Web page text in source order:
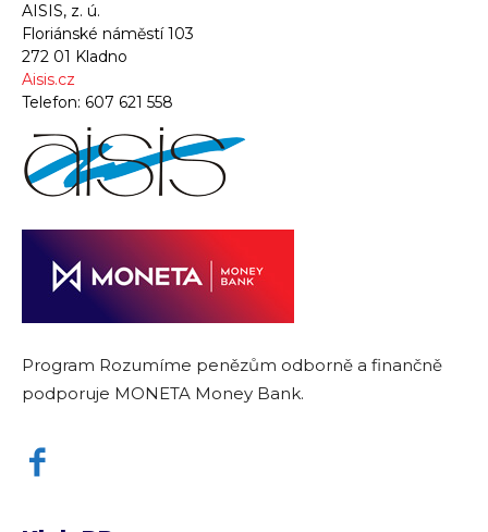
AISIS, z. ú.
Floriánské náměstí 103
272 01 Kladno
Aisis.cz
Telefon: 607 621 558
Program Rozumíme penězům odborně a finančně
podporuje MONETA Money Bank.